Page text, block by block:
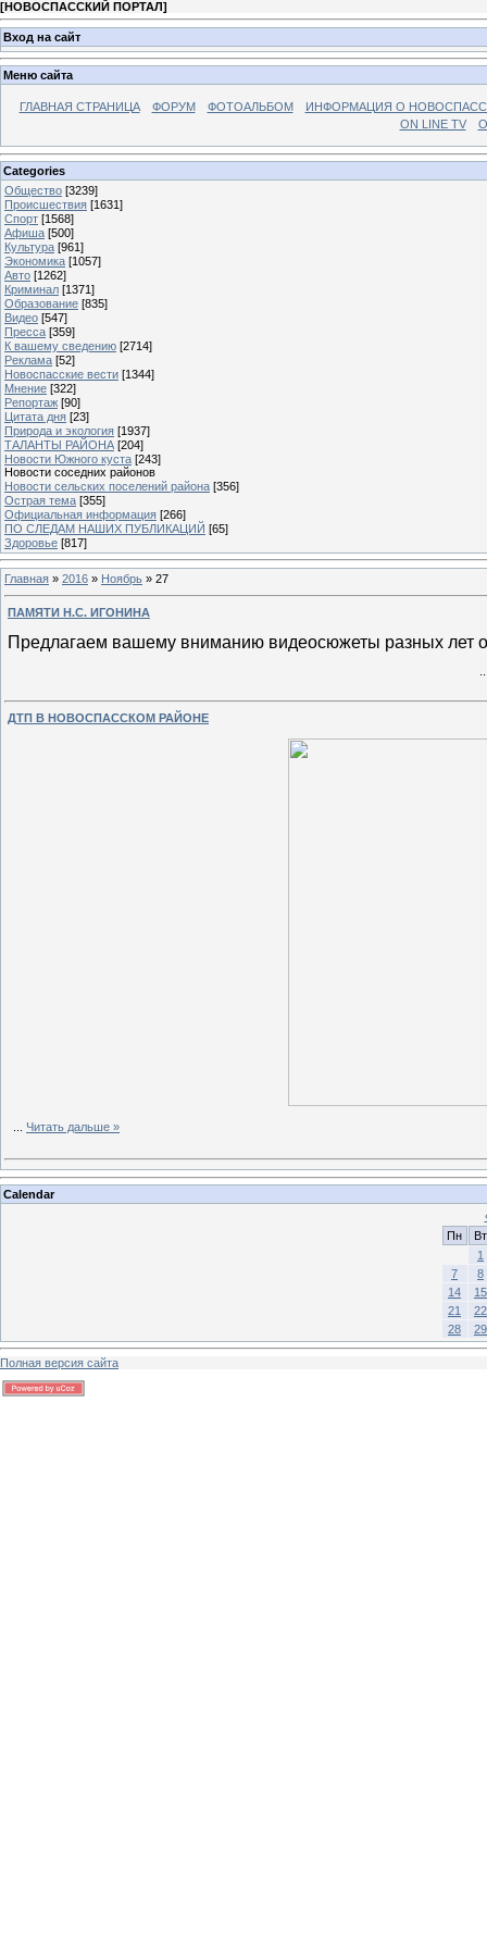
[НОВОСПАССКИЙ ПОРТАЛ]
Вход на сайт
Меню сайта
ГЛАВНАЯ СТРАНИЦА ФОРУМ ФОТОАЛЬБОМ
ИНФОРМАЦИЯ О
ON LINE TV
Categories
Общество [3239]
Происшествия [1631]
Спорт [1568]
Афиша [500]
Культура [961]
Экономика [1057]
Авто [1262]
Криминал [1371]
Образование [835]
Видео [547]
Пресса [359]
К вашему сведению [2714]
Реклама [52]
Новоспасские вести [1344]
Мнение [322]
Репортаж [90]
Цитата дня [23]
Природа и экология [1937]
ТАЛАНТЫ РАЙОНА [204]
Новости Южного куста [243]
Новости соседних районов
Новости сельских поселений района [356]
Острая тема [355]
Официальная информация [266]
ПО СЛЕДАМ НАШИХ ПУБЛИКАЦИЙ [65]
Здоровье [817]
Главная » 2016 » Ноябрь » 27
ПАМЯТИ Н.С. ИГОНИНА
Предлагаем вашему вниманию видеосюжеты разных лет
ДТП В НОВОСПАССКОМ РАЙОНЕ
Читать дальше »
Calendar
Пн
Вт
1
7
8
14
15
21
22
28
29
Полная версия сайта